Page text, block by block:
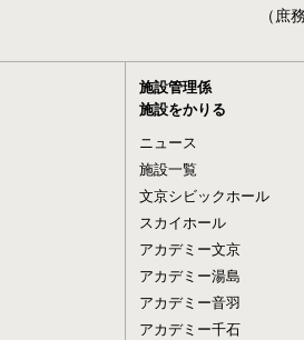
（庶
施設管理係
施設をかりる
ニュース
施設一覧
文京シビックホール
スカイホール
アカデミー文京
アカデミー湯島
アカデミー音羽
アカデミー千石